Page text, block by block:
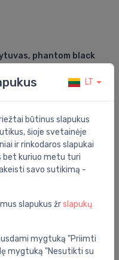
phantom black
LT
būtinus slapukus
šioje svetainėje
ir rinkodaros slapukai
bet kuriuo metu turi
savo sutikimą -
slapukus žrslapukų
mygtuką "Priimti
mygtuką "Nesutikti su